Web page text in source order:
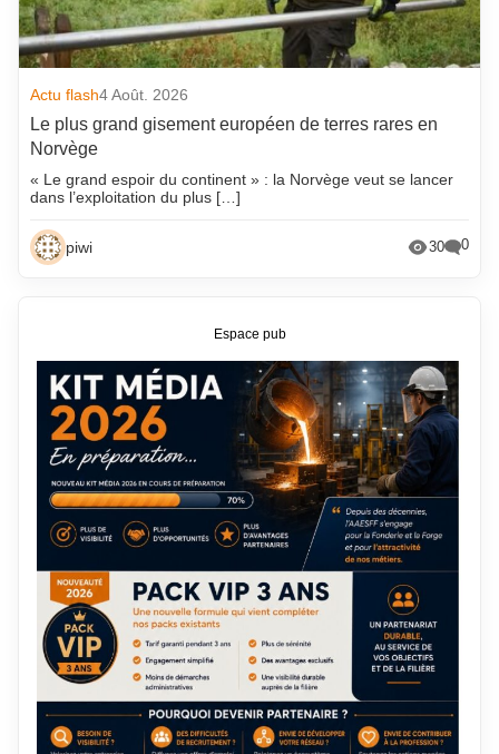
Actu flash4 Août. 2026
Le plus grand gisement européen de terres rares en
Norvège
« Le grand espoir du continent » : la Norvège veut se lancer
dans l’exploitation du plus […]
piwi 30 0
Espace pub